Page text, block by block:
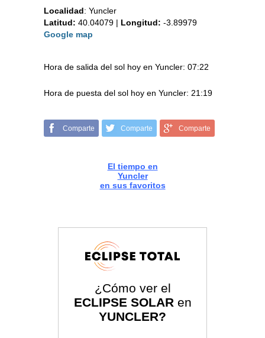
Localidad: Yuncler
Latitud: 40.04079 | Longitud: -3.89979
Google map
Hora de salida del sol hoy en Yuncler: 07:22
Hora de puesta del sol hoy en Yuncler: 21:19
Comparte Comparte Comparte
El tiempo en
Yuncler
en sus favoritos
¿Cómo ver el
ECLIPSE SOLAR en
YUNCLER?